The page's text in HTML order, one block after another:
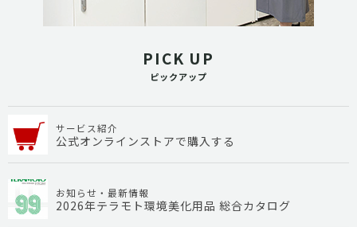
PICK UP
ピックアップ
サービス紹介
公式オンラインストアで購入する
お知らせ・最新情報
2026年テラモト環境美化用品 総合カタログ